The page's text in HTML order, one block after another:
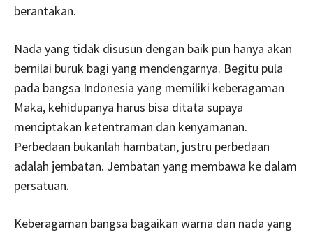
berantakan.
Nada yang tidak disusun dengan baik pun hanya akan
bernilai buruk bagi yang mendengarnya. Begitu pula
pada bangsa Indonesia yang memiliki keberagaman
Maka, kehidupanya harus bisa ditata supaya
menciptakan ketentraman dan kenyamanan.
Perbedaan bukanlah hambatan, justru perbedaan
adalah jembatan. Jembatan yang membawa ke dalam
persatuan.
Keberagaman bangsa bagaikan warna dan nada yang